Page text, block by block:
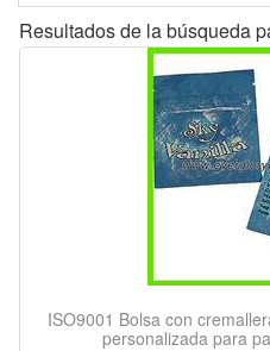
Resultados de la búsqueda
ISO9001 Bolsa con
personalizada para